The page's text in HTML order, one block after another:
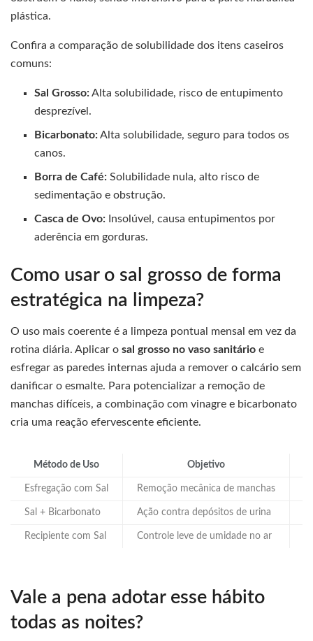
plástica.
Confira a comparação de solubilidade dos itens caseiros
comuns:
Sal Grosso:Alta solubilidade, risco de entupimento
desprezível.
Bicarbonato:Alta solubilidade, seguro para todos os
canos.
Borra de Café: Solubilidade nula, alto risco de
sedimentação e obstrução.
Casca de Ovo: Insolúvel, causa entupimentos por
aderência em gorduras.
Como usar o sal grosso de forma
estratégica na limpeza?
O uso mais coerente é a limpeza pontual mensal em vez da
rotina diária. Aplicar o sal grosso no vaso sanitário e
esfregar as paredes internas ajuda a remover o calcário sem
danificar o esmalte. Para potencializar a remoção de
manchas difíceis, a combinação com vinagre e bicarbonato
cria uma reação efervescente eficiente.
Método de Uso Objetivo
Esfregação com Sal Remoção mecânica de manchas
Sal + Bicarbonato Ação contra depósitos de urina
Recipiente com Sal Controle leve de umidade no ar
Vale a pena adotar esse hábito
todas as noites?